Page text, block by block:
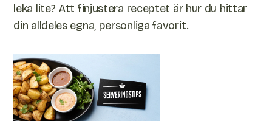
leka lite? Att finjustera receptet är hur du hittar
din alldeles egna, personliga favorit.